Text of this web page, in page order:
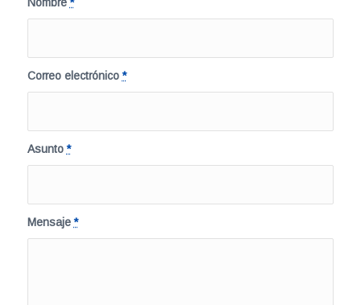
Nombre*
Correo electrónico*
Asunto*
Mensaje*